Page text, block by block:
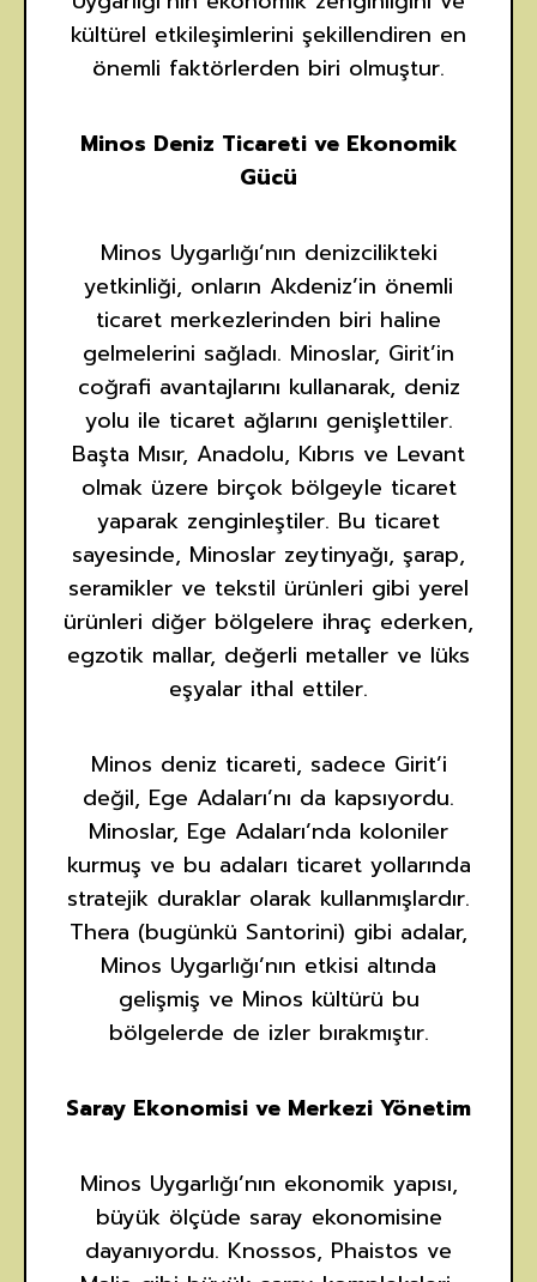
kültürel etkileşimlerini şekillendiren en
önemli faktörlerden biri olmuştur.
Minos Deniz Ticareti ve Ekonomik
Gücü
Minos Uygarlığı’nın denizcilikteki
yetkinliği, onların Akdeniz’in önemli
ticaret merkezlerinden biri haline
gelmelerini sağladı. Minoslar, Girit’in
coğrafi avantajlarını kullanarak, deniz
yolu ile ticaret ağlarını genişlettiler.
Başta Mısır, Anadolu, Kıbrıs ve Levant
olmak üzere birçok bölgeyle ticaret
yaparak zenginleştiler. Bu ticaret
sayesinde, Minoslar zeytinyağı, şarap,
seramikler ve tekstil ürünleri gibi yerel
ürünleri diğer bölgelere ihraç ederken,
egzotik mallar, değerli metaller ve lüks
eşyalar ithal ettiler.
Minos deniz ticareti, sadece Girit’i
değil, Ege Adaları’nı da kapsıyordu.
Minoslar, Ege Adaları’nda koloniler
kurmuş ve bu adaları ticaret yollarında
stratejik duraklar olarak kullanmışlardır.
Thera (bugünkü Santorini) gibi adalar,
Minos Uygarlığı’nın etkisi altında
gelişmiş ve Minos kültürü bu
bölgelerde de izler bırakmıştır.
Saray Ekonomisi ve Merkezi Yönetim
Minos Uygarlığı’nın ekonomik yapısı,
büyük ölçüde saray ekonomisine
dayanıyordu. Knossos, Phaistos ve